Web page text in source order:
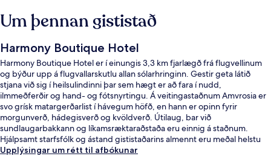
Um þennan gististað
Harmony Boutique Hotel
Harmony Boutique Hotel er í einungis 3,3 km fjarlægð frá flugvellinum
og býður upp á flugvallarskutlu allan sólarhringinn. Gestir geta látið
stjana við sig í heilsulindinni þar sem hægt er að fara í nudd,
ilmmeðferðir og hand- og fótsnyrtingu. Á veitingastaðnum Amvrosia er
svo grísk matargerðarlist í hávegum höfð, en hann er opinn fyrir
morgunverð, hádegisverð og kvöldverð. Útilaug, bar við
sundlaugarbakkann og líkamsræktaraðstaða eru einnig á staðnum.
Hjálpsamt starfsfólk og ástand gististaðarins almennt eru meðal helstu
kosta gististaðarins að mati ferðamanna sem hafa heimsótt hann.
Upplýsingar um rétt til afbókunar